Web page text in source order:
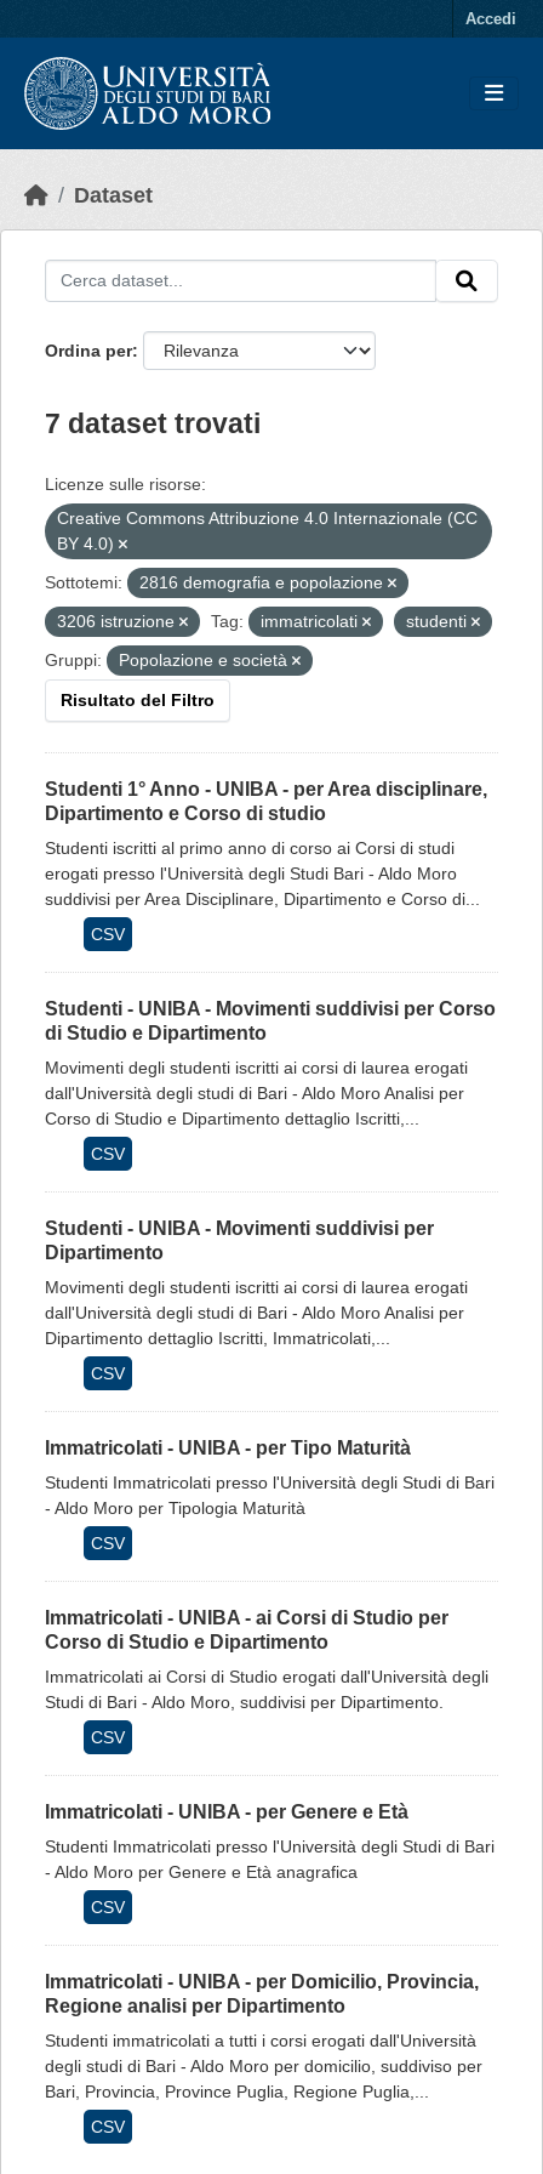
Accedi
Dataset
Ordina per
7 dataset trovati
Licenze sulle risorse:
Creative Commons Attribuzione 4.0 Internazionale (CC
BY 4.0)
Sottotemi:
2816 demografia e popolazione
3206 istruzione
Tag: immatricolati
studenti
Gruppi:
Popolazione e società
Risultato del Filtro
Studenti 1° Anno - UNIBA - per Area disciplinare,
Dipartimento e Corso di studio
Studenti iscritti al primo anno di corso ai Corsi di studi
erogati presso l'Università degli Studi Bari - Aldo Moro
suddivisi per Area Disciplinare, Dipartimento e Corso di...
CSV
Studenti - UNIBA - Movimenti suddivisi per Corso
di Studio e Dipartimento
Movimenti degli studenti iscritti ai corsi di laurea erogati
dall'Università degli studi di Bari - Aldo Moro Analisi per
Corso di Studio e Dipartimento dettaglio Iscritti,...
CSV
Studenti - UNIBA - Movimenti suddivisi per
Dipartimento
Movimenti degli studenti iscritti ai corsi di laurea erogati
dall'Università degli studi di Bari - Aldo Moro Analisi per
Dipartimento dettaglio Iscritti, Immatricolati,...
CSV
Immatricolati - UNIBA - per Tipo Maturità
Studenti Immatricolati presso l'Università degli Studi di Bari
- Aldo Moro per Tipologia Maturità
CSV
Immatricolati - UNIBA - ai Corsi di Studio per
Corso di Studio e Dipartimento
Immatricolati ai Corsi di Studio erogati dall'Università degli
Studi di Bari - Aldo Moro, suddivisi per Dipartimento.
CSV
Immatricolati - UNIBA - per Genere e Età
Studenti Immatricolati presso l'Università degli Studi di Bari
- Aldo Moro per Genere e Età anagrafica
CSV
Immatricolati - UNIBA - per Domicilio, Provincia,
Regione analisi per Dipartimento
Studenti immatricolati a tutti i corsi erogati dall'Università
degli studi di Bari - Aldo Moro per domicilio, suddiviso per
Bari, Provincia, Province Puglia, Regione Puglia,...
CSV